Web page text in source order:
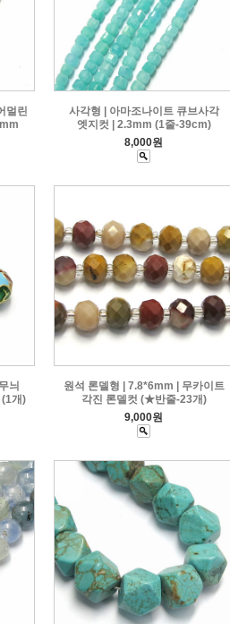
멀린
사각형 | 아마조나이트 큐브사각
엣지컷 | 2.3mm (1줄-39cm)
8,000원
늬
개)
원석 론델형 | 7.8*6mm | 무카이트
각진 론델컷 (★반줄-23개)
9,000원